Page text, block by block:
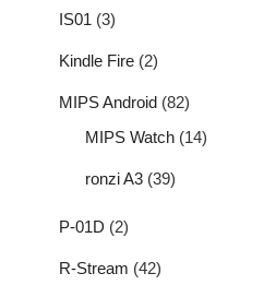
IS01 (3)
Kindle Fire (2)
MIPS Android (82)
MIPS Watch (14)
ronzi A3 (39)
P-01D (2)
R-Stream (42)